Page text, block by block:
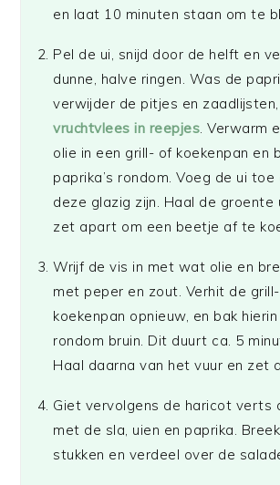
en laat 10 minuten staan om te
Pel de ui, snijd door de helft en
dunne, halve ringen. Was de
verwijder de pitjes en
vruchtvlees in reepjes. Verwarm
olie in een grill- of koekenpan en
paprika’s rondom. Voeg de ui
deze glazig zijn. Haal de groente
zet apart om een beetje af te
Wrijf de vis in met wat olie en
met peper en zout. Verhit de
koekenpan opnieuw, en bak
rondom bruin. Dit duurt ca. 5
Haal daarna van het vuur en zet
Giet vervolgens de haricot verts
met de sla, uien en paprika.
stukken en verdeel over de